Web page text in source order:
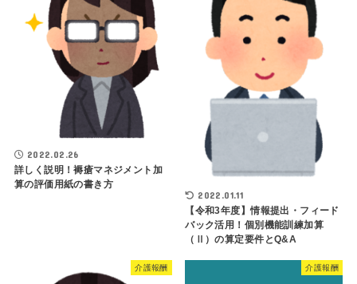
2022.02.26
詳しく説明！褥瘡マネジメント加
算の評価用紙の書き方
2022.01.11
【令和3年度】情報提出・フィード
バック活用！個別機能訓練加算
（Ⅱ）の算定要件とQ&A
介護報酬 介護報酬